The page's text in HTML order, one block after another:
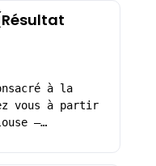
à la
vous à partir
–…